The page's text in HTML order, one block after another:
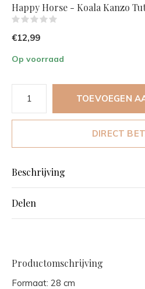
Happy Horse - Koala Kanzo
€12,99
Op voorraad
TOEVOEGEN
DIRECT
Beschrijving
Delen
Productomschrijving
Formaat: 28 cm